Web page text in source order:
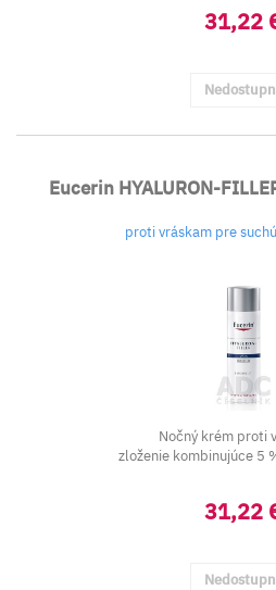
31,22
Eucerin HYALURON-
proti vráskam pre
Nočný krém proti
zloženie kombinujúce 5
31,22